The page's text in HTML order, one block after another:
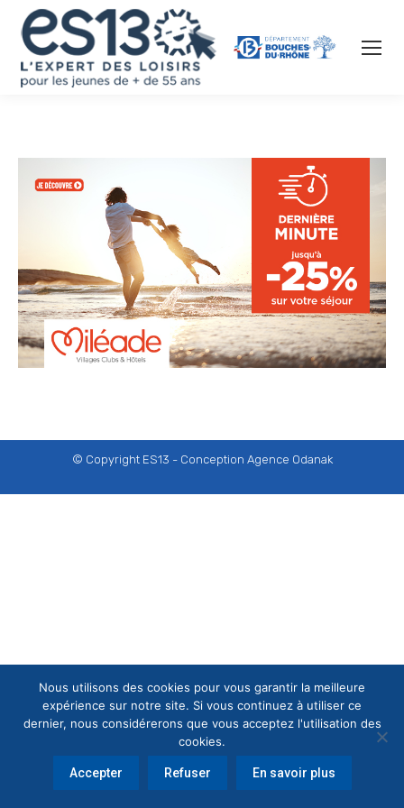
© Copyright ES13 - Conception Agence Odanak
Nous utilisons des cookies pour vous garantir la meilleure
expérience sur notre site. Si vous continuez à utiliser ce
dernier, nous considérerons que vous acceptez l'utilisation des
cookies.
Accepter Refuser En savoir plus